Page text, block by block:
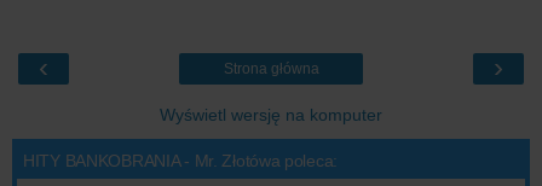
‹ ›
Strona główna
Wyświetl wersję na komputer
HITY BANKOBRANIA - Mr. Złotówa poleca: